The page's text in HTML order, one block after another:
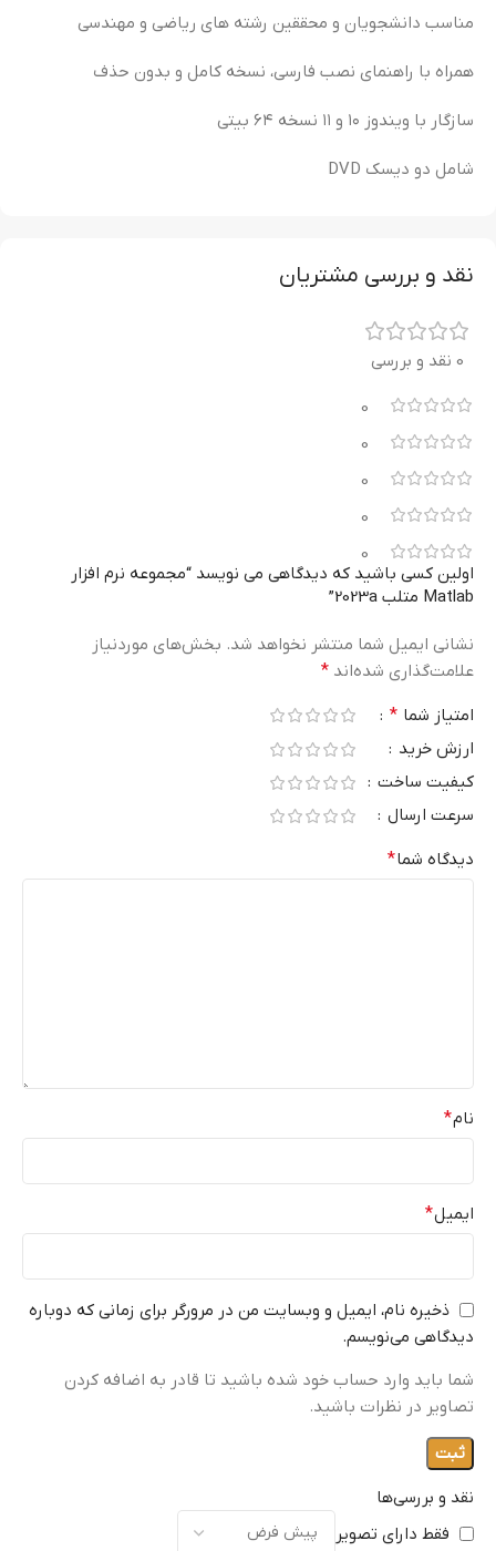
مناسب دانشجویان و محققین رشته های ریاضی و مهندسی
همراه با راهنمای نصب فارسی، نسخه کامل و بدون حذف
سازگار با ویندوز ۱۰ و ۱۱ نسخه ۶۴ بیتی
شامل دو دیسک DVD
نقد و بررسی مشتریان
0 نقد و بررسی
0
0
0
0
0
نقد و بررسی‌ها
فقط دارای تصویر
اولین کسی باشید که دیدگاهی می نویسد “مجموعه نرم افزار
Matlab متلب 2023a”
نشانی ایمیل شما منتشر نخواهد شد. بخش‌های موردنیاز
علامت‌گذاری شده‌اند *
امتیاز شما *
ارزش خرید
کیفیت ساخت
سرعت ارسال
دیدگاه شما*
نام*
ایمیل*
ذخیره نام، ایمیل و وبسایت من در مرورگر برای زمانی که دوباره
دیدگاهی می‌نویسم.
شما باید وارد حساب خود شده باشید تا قادر به اضافه کردن
تصاویر در نظرات باشید.